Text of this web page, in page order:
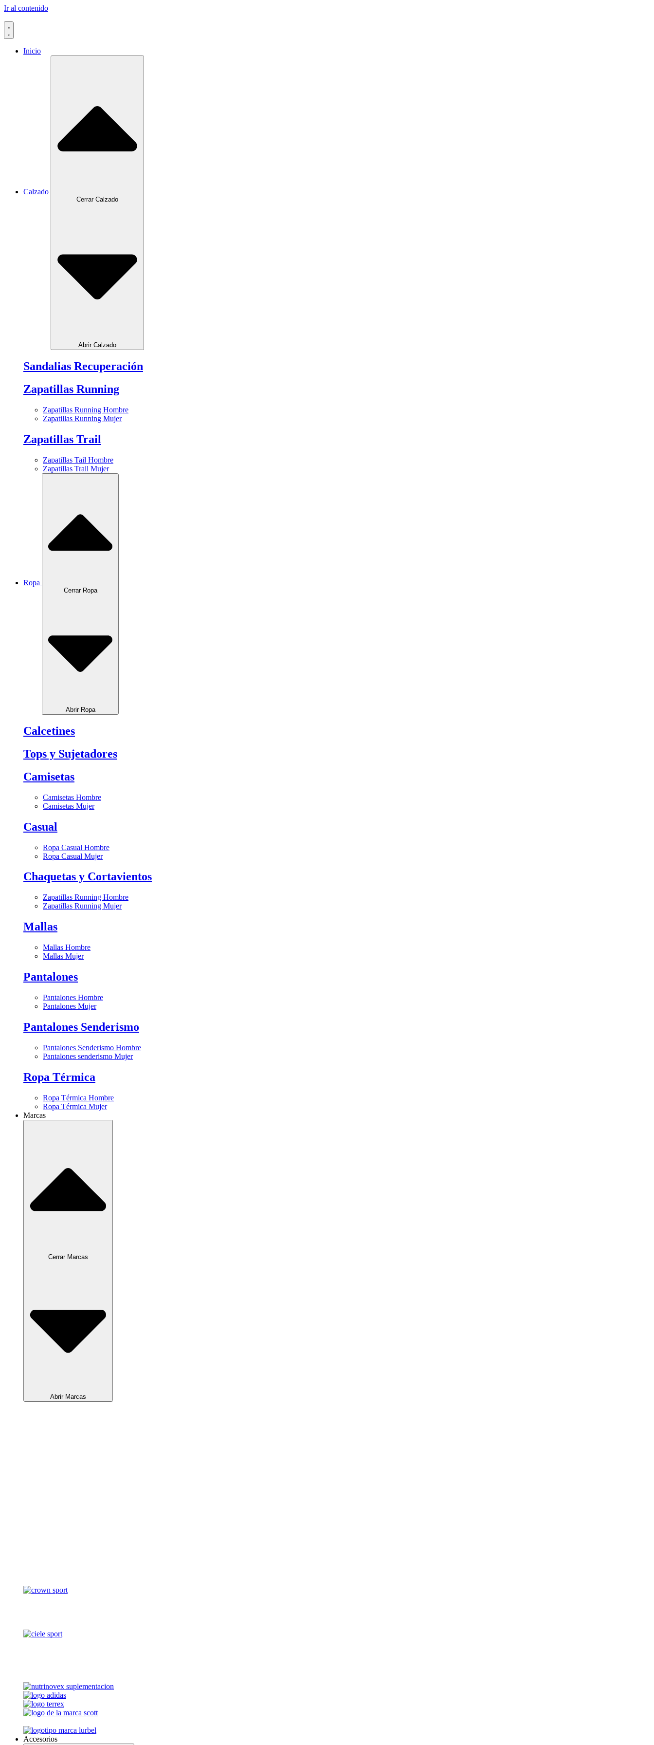
Ir al contenido
Inicio
Calzado
Cerrar Calzado
Abrir Calzado
Sandalias Recuperación
Zapatillas Running
Zapatillas Running Hombre
Zapatillas Running Mujer
Zapatillas Trail
Zapatillas Tail Hombre
Zapatillas Trail Mujer
Ropa
Cerrar Ropa
Abrir Ropa
Calcetines
Tops y Sujetadores
Camisetas
Camisetas Hombre
Camisetas Mujer
Casual
Ropa Casual Hombre
Ropa Casual Mujer
Chaquetas y Cortavientos
Zapatillas Running Hombre
Zapatillas Running Mujer
Mallas
Mallas Hombre
Mallas Mujer
Pantalones
Pantalones Hombre
Pantalones Mujer
Pantalones Senderismo
Pantalones Senderismo Hombre
Pantalones senderismo Mujer
Ropa Térmica
Ropa Térmica Hombre
Ropa Térmica Mujer
Marcas
Cerrar Marcas
Abrir Marcas
Accesorios